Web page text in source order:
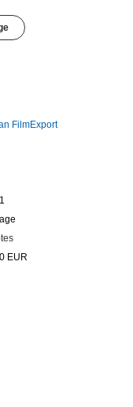
FilmExport
EUR